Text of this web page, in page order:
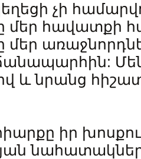
չի
հավատքի
և նրանց
իր